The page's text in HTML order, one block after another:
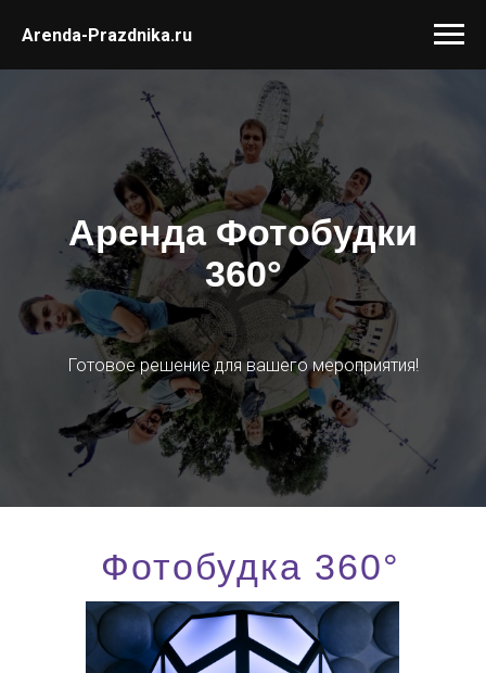
Arenda-Prazdnika.ru
Аренда Фотобудки
360°
Готовое решение для вашего мероприятия!
Фотобудка 360°